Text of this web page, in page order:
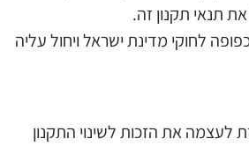
תנאי תקנון זה.
לחוקי מדינת ישראל ויחול עליה
לעצמה את הזכות לשינוי התקנון